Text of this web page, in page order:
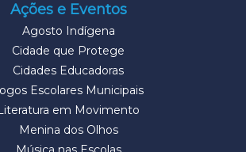
Ações e Eventos
Agosto Indígena
Cidade que Protege
Cidades Educadoras
Escolares Municipais
Literatura em Movimento
Menina dos Olhos